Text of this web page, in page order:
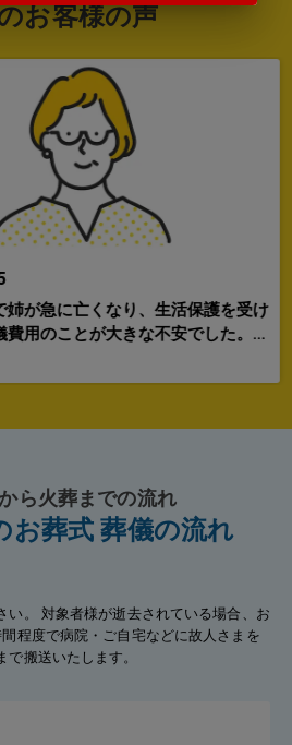
お客様の声
姉が急に亡くなり、生活保護を受け
費用のことが大きな不安でした。役
間もなく、どうしたらいいのか分
御社に電話をしました。最初の問い
すれば費用の負担はありません』と
ていただき、初めてでも安心して進
した。また、自宅での安置が難し
すると、すぐに安置施設を手配して
での間も安心して任せることがで
日程も家族の都合を踏まえて調整
本当に助かりました。姉との最後の
過ごせたのは、御社の支えがあっ
ます。
ら火葬までの流れ
お葬式 葬儀の流れ
い。 対象者様が逝去されている場合、お
程度で病院・ご自宅などに故人さまを
搬送いたします。